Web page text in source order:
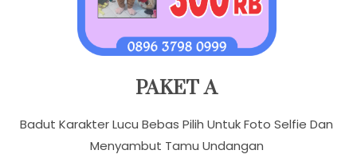
PAKET A
Badut Karakter Lucu Bebas Pilih Untuk Foto Selfie Dan
Menyambut Tamu Undangan